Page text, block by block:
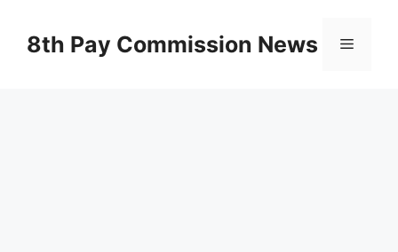
content8th Pay Commission News Menu